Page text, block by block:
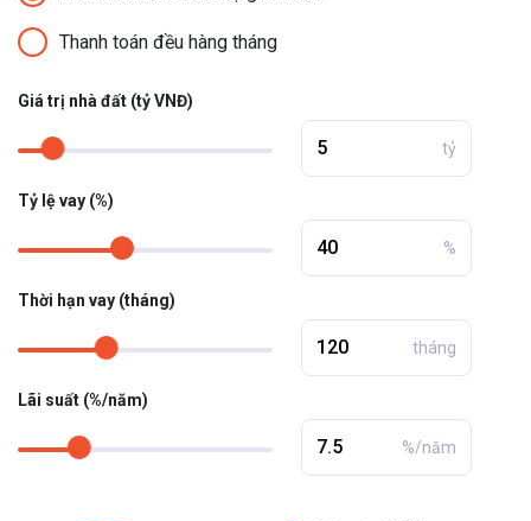
Thanh toán đều hàng tháng
Giá trị nhà đất (tỷ VNĐ)
tỷ
Tỷ lệ vay (%)
%
Thời hạn vay (tháng)
tháng
Lãi suất (%/năm)
%/năm